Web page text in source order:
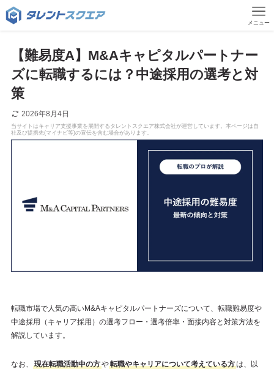
メニュー
【難易度A】M&Aキャピタルパートナー
ズに転職するには？中途採用の選考と対
策
2026年8月4日
転職市場で人気の高いM&Aキャピタルパートナーズについて、転職難易度や
中途採用（キャリア採用）の選考フロー・選考倍率・面接内容と対策方法を
解説しています。
なお、 現在転職活動中の方や転職やキャリアについて考えている方は、以